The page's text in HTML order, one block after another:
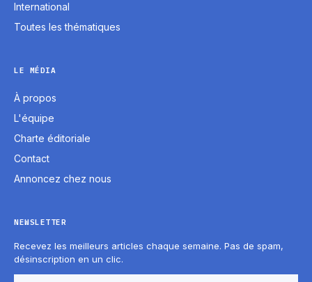
International
Toutes les thématiques
LE MÉDIA
À propos
L'équipe
Charte éditoriale
Contact
Annoncez chez nous
NEWSLETTER
Recevez les meilleurs articles chaque semaine. Pas de spam,
désinscription en un clic.